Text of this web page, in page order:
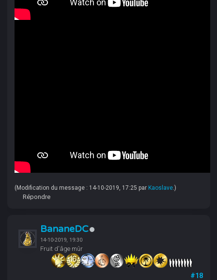
(Modification du message : 14-10-2019, 17:25 par Kaoslave.)
Répondre
BananeDC
14-10-2019, 19:30
Fruit d'âge mûr
#18